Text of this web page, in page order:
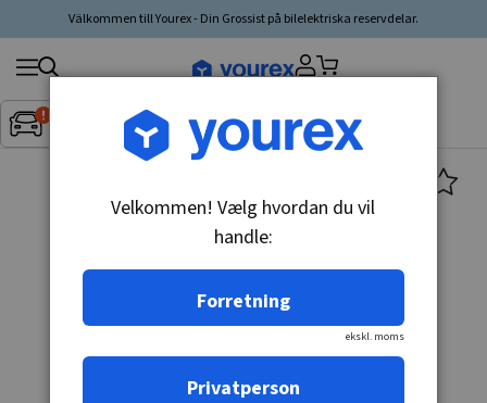
Välkommen till Yourex - Din Grossist på bilelektriska reservdelar.
Inget fordon valt▼
Søg
produkt,
producent,
Velkommen! Vælg hvordan du vil
handle:
Forretning
ekskl. moms
Privatperson